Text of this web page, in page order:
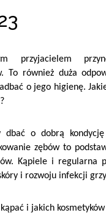
przyjacielem
To również duża
o jego higienę.
dbać o dobrą
zębów to
Kąpiele i regularna
i rozwoju infekcji
i jakich